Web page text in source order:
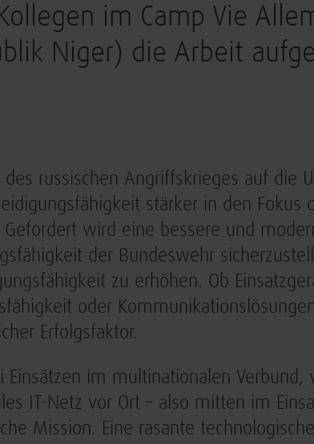
im Camp Vie
Niger) die Arbeit
des russischen Angriffskrieges auf die
stärker in den
Gefordert wird eine bessere und
der Bundeswehr
zu erhöhen. Ob
oder
Erfolgsfaktor.
Einsätzen im multinationalen
IT-Netz vor Ort – also mitten im
Mission. Eine rasante